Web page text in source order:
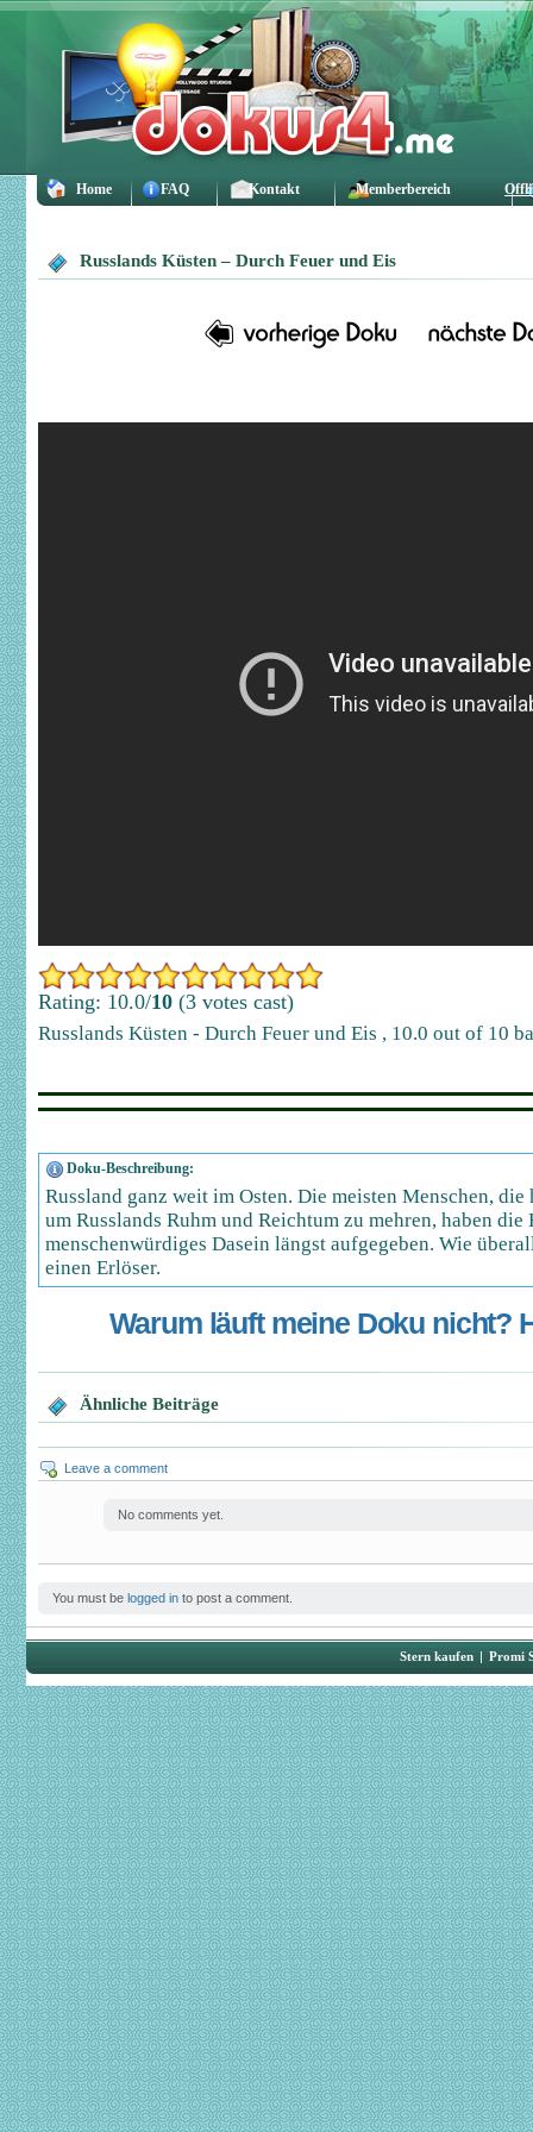
Home FAQ Kontakt Memberbereich
Russlands Küsten – Durch Feuer und Eis
Rating: 10.0/10 (3 votes cast)
Russlands Küsten - Durch Feuer und Eis , 10.0 out of 10
Doku-Beschreibung:
Russland ganz weit im Osten. Die meisten Menschen,
um Russlands Ruhm und Reichtum zu mehren, haben
menschenwürdiges Dasein längst aufgegeben. Wie
einen Erlöser.
Warum läuft meine Doku nicht?
Ähnliche Beiträge
Leave a comment
No comments yet.
You must be logged in to post a comment.
Stern kaufen | Promi